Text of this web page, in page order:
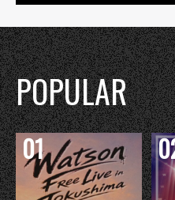
POPULAR